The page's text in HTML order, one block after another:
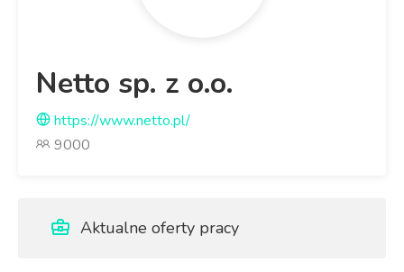
Netto sp. z o.o.
https://www.netto.pl/
9000
Aktualne oferty pracy